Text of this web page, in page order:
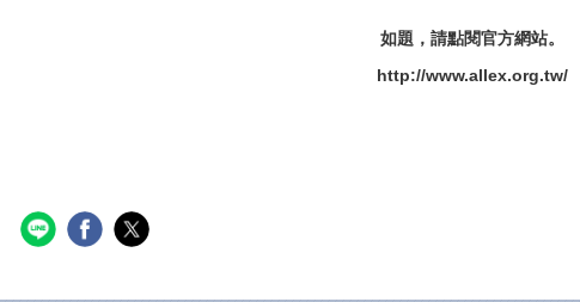
如題，請點閱官方網站。
http://www.allex.org.tw/